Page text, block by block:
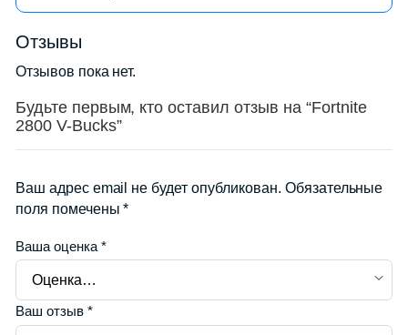
Вопрос
неиспользованным остатком средств после
истечения срока?
Ответ: Обычно подарочные карты Fortnite не
имеют срока действия, и средства на них не
истекают. Вы можете использовать средства с
карты в любое время для покупки предметов в
Отзывы
Отзывов пока нет.
Будьте первым, кто оставил отзыв на “Fortnite
2800 V-Bucks”
Ваш адрес email не будет опубликован. Обязательные
поля помечены*
Ваша оценка *
Ваш отзыв *